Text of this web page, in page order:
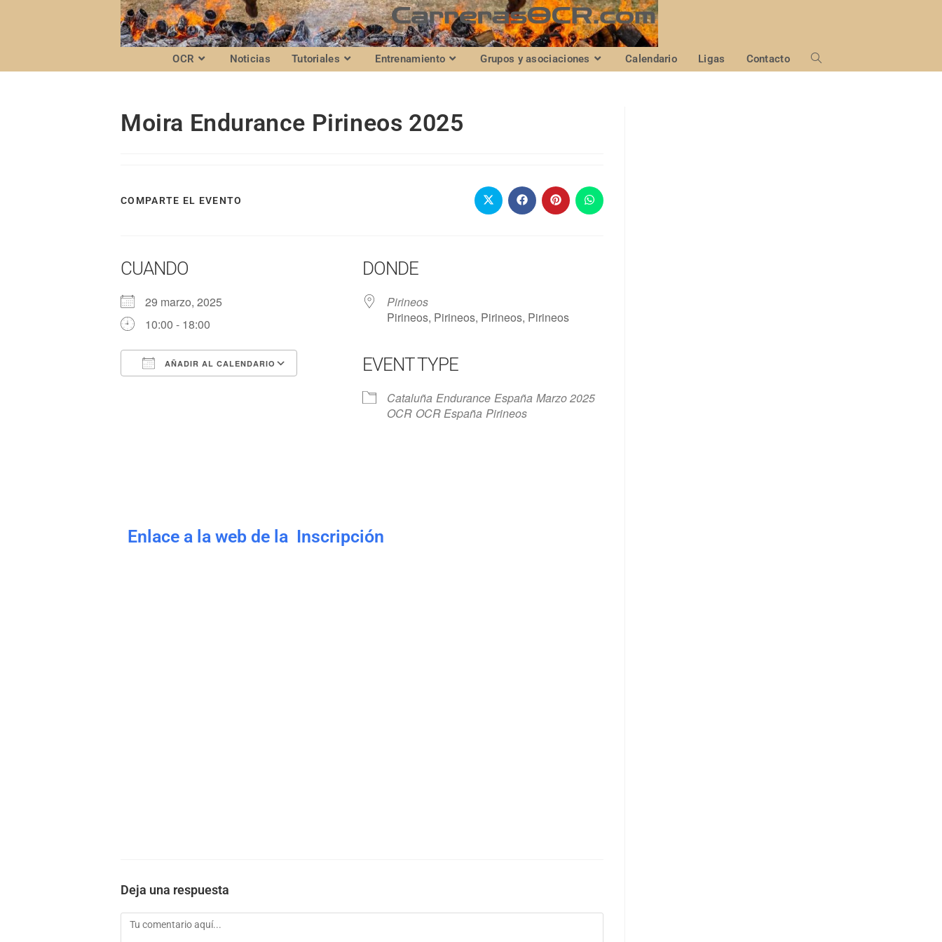
OCR Noticias Tutoriales Entrenamiento Grupos y asociaciones Calendario Ligas Contacto
Moira Endurance Pirineos 2025
COMPARTE EL EVENTO
CUANDO
29 marzo, 2025
10:00 - 18:00
AÑADIR AL CALENDARIO
Google Calendar
DONDE
Pirineos
Pirineos, Pirineos, Pirineos, Pirineos
EVENT TYPE
Cataluña Endurance España Marzo 2025
OCR OCR España Pirineos
Enlace a la web de la Inscripción
Deja una respuesta